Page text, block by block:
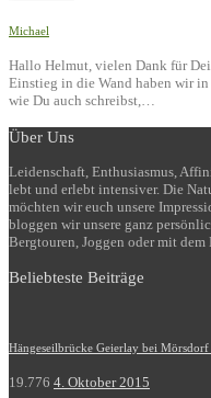
Michael
Hallo Helmut, vielen Dank für
Einstieg in die Wand haben wir
wie Du auch schreibst,…
Über Uns
Leidenschaft, Enthusiasmus,
lebt und erlebt intensiver. Die
möchten wir euch unsere
bloggen wir unsere ganz
Bergtouren, Joggen oder mit dem
Beliebteste Beiträge
Hängeseilbrücke Geierlay bei
19.776 4. Oktober 2015